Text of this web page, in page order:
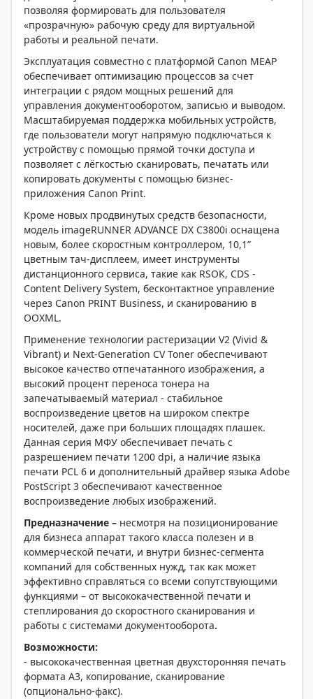
позволяя формировать для пользователя
«прозрачную» рабочую среду для виртуальной
работы и реальной печати.
Эксплуатация совместно с платформой Canon MEAP
обеспечивает оптимизацию процессов за счет
интеграции с рядом мощных решений для
управления документооборотом, записью и выводом.
Масштабируемая поддержка мобильных устройств,
где пользователи могут напрямую подключаться к
устройству с помощью прямой точки доступа и
позволяет с лёгкостью сканировать, печатать или
копировать документы с помощью бизнес-
приложения Canon Print.
Кроме новых продвинутых средств безопасности,
модель imageRUNNER ADVANCE DX C3800i оснащена
новым, более скоростным контроллером, 10,1”
цветным тач-дисплеем, имеет инструменты
дистанционного сервиса, такие как RSOK, CDS -
Content Delivery System, бесконтактное управление
через Canon PRINT Business, и сканированию в
OOXML.
Применение технологии растеризации V2 (Vivid &
Vibrant) и Next-Generation CV Toner обеспечивают
высокое качество отпечатанного изображения, а
высокий процент переноса тонера на
запечатываемый материал - стабильное
воспроизведение цветов на широком спектре
носителей, даже при больших площадях плашек.
Данная серия МФУ обеспечивает печать с
разрешением печати 1200 dpi, а наличие языка
печати PCL 6 и дополнительный драйвер языка Adobe
PostScript 3 обеспечивают качественное
воспроизведение любых изображений.
Предназначение – несмотря на позиционирование
для бизнеса аппарат такого класса полезен и в
коммерческой печати, и внутри бизнес-сегмента
компаний для собственных нужд, так как может
эффективно справляться со всеми сопутствующими
функциями – от высококачественной печати и
степлирования до скоростного сканирования и
работы с системами документооборота.
Возможности:
- высококачественная цветная двухсторонняя печать
формата А3, копирование, сканирование
(опционально-факс).